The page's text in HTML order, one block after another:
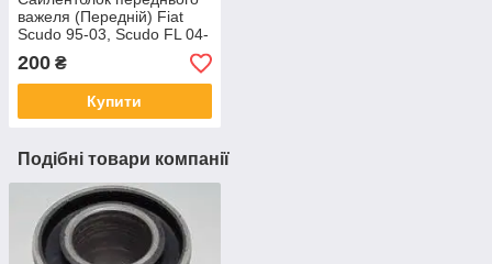
важеля (Передній) Fiat
Scudo 95-03, Scudo FL 04-
06, Scudo Nuovo 3H 07-,
Ulysse 94-02, Ul
200 ₴
Купити
Подібні товари компанії